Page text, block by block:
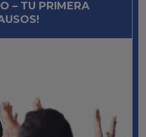
– TU PRIMERA